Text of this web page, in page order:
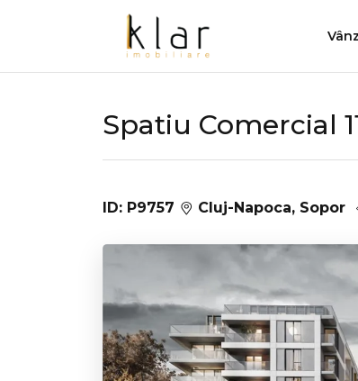
Spatiu Comercial
ID: P9757 Cluj-Napoca, Sopor